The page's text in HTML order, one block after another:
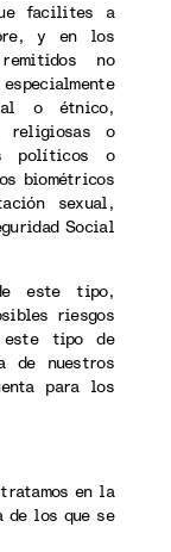
facilites a
y en los
no
o étnico,
religiosas o
políticos o
biométricos
sexual,
Social
este tipo,
riesgos
este tipo de
de nuestros
para los
en la
de los que se